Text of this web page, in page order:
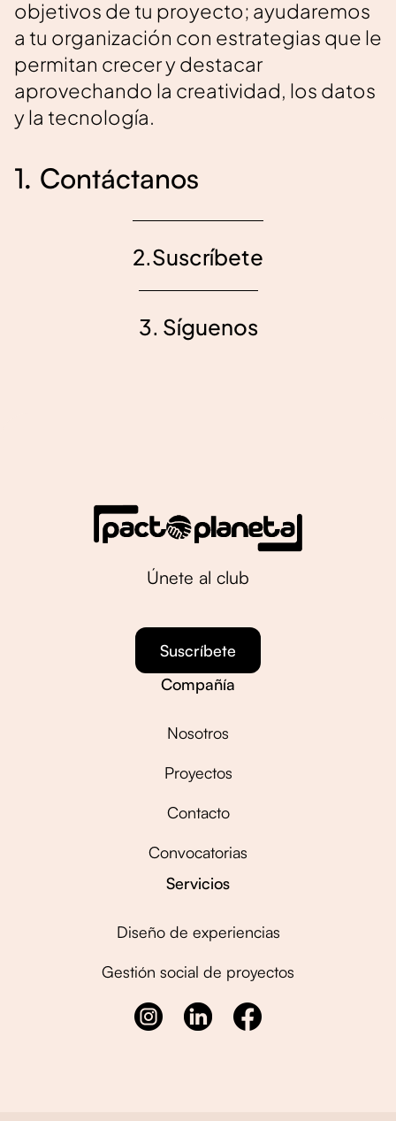
objetivos de tu proyecto; ayudaremos
a tu organización con estrategias que le
permitan crecer y destacar
aprovechando la creatividad, los datos
y la tecnología.
1. Contáctanos
2.Suscríbete
3. Síguenos
Únete al club
Suscríbete
Compañía
Nosotros
Proyectos
Contacto
Convocatorias
Servicios
Diseño de experiencias
Gestión social de proyectos